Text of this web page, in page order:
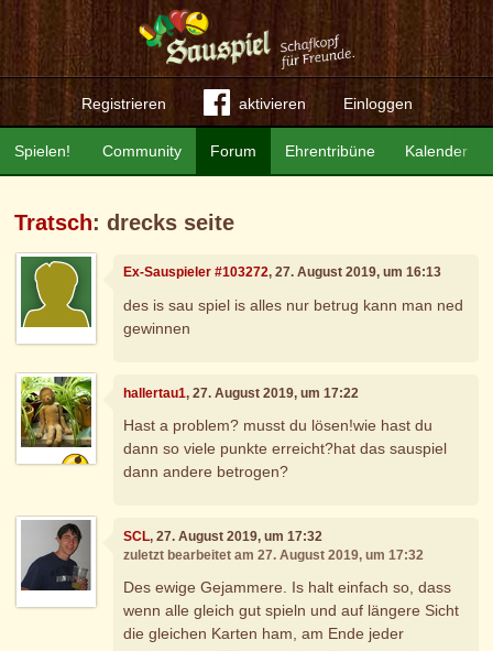
Registrieren aktivieren Einloggen
Community Forum Ehrentribüne Kalender
Spielen!
Tratsch: drecks seite
Ex-Sauspieler #103272, 27. August 2019, um 16:13
des is sau spiel is alles nur betrug kann man ned
gewinnen
hallertau1, 27. August 2019, um 17:22
Hast a problem? musst du lösen!wie hast du
dann so viele punkte erreicht?hat das sauspiel
dann andere betrogen?
SCL, 27. August 2019, um 17:32
zuletzt bearbeitet am 27. August 2019, um 17:32
Des ewige Gejammere. Is halt einfach so, dass
wenn alle gleich gut spieln und auf längere Sicht
die gleichen Karten ham, am Ende jeder